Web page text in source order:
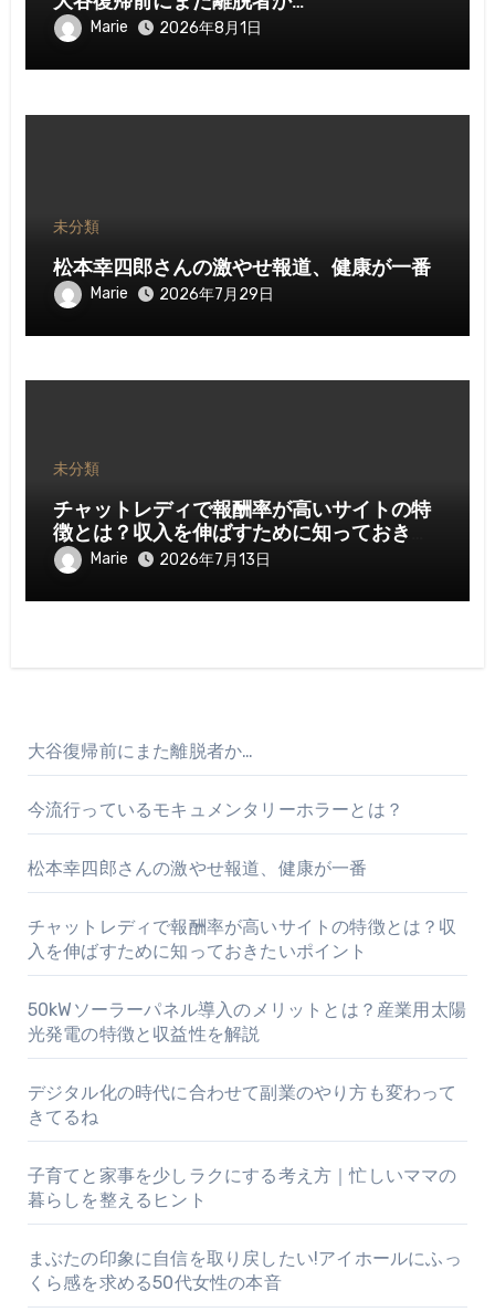
Marie 2026年8月1日
未分類
松本幸四郎さんの激やせ報道、健康が一番
Marie 2026年7月29日
未分類
チャットレディで報酬率が高いサイトの特
徴とは？収入を伸ばすために知っておきた
いポイント
Marie 2026年7月13日
大谷復帰前にまた離脱者か…
今流行っているモキュメンタリーホラーとは？
松本幸四郎さんの激やせ報道、健康が一番
チャットレディで報酬率が高いサイトの特徴とは？収
入を伸ばすために知っておきたいポイント
50kWソーラーパネル導入のメリットとは？産業用太陽
光発電の特徴と収益性を解説
デジタル化の時代に合わせて副業のやり方も変わって
きてるね
子育てと家事を少しラクにする考え方｜忙しいママの
暮らしを整えるヒント
まぶたの印象に自信を取り戻したい!アイホールにふっ
くら感を求める50代女性の本音